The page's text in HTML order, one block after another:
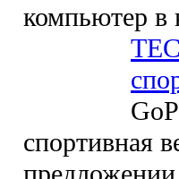
компьютер в
спортивная